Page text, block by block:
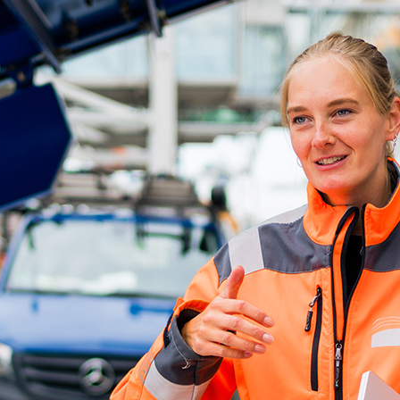
Center der HPA
aller Verkehrsmeldungen im Hafen am